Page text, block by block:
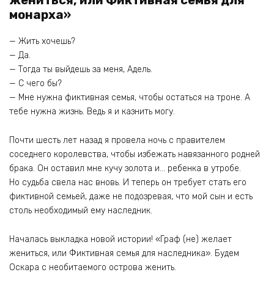
монарха»
— Жить хочешь?
— Да.
— Тогда ты выйдешь за меня, Адель.
— С чего бы?
— Мне нужна фиктивная семья, чтобы остаться на троне. А
тебе нужна жизнь. Ведь я и казнить могу.
Почти шесть лет назад я провела ночь с правителем
соседнего королевства, чтобы избежать навязанного родней
брака. Он оставил мне кучу золота и… ребенка в утробе.
Но судьба свела нас вновь. И теперь он требует стать его
фиктивной семьей, даже не подозревая, что мой сын и есть
столь необходимый ему наследник.
Началась выкладка новой истории! «Граф (не) желает
жениться, или Фиктивная семья для наследника». Будем
Оскара с необитаемого острова женить.